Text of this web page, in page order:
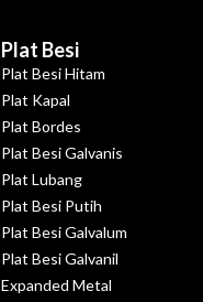
Plat Besi
Plat Besi Hitam
Plat Kapal
Plat Bordes
Plat Besi Galvanis
Plat Lubang
Plat Besi Putih
Plat Besi Galvalum
Plat Besi Galvanil
Expanded Metal